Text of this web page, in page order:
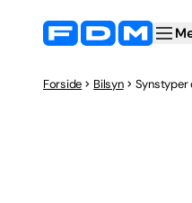
Forside Bilsyn Synstyper